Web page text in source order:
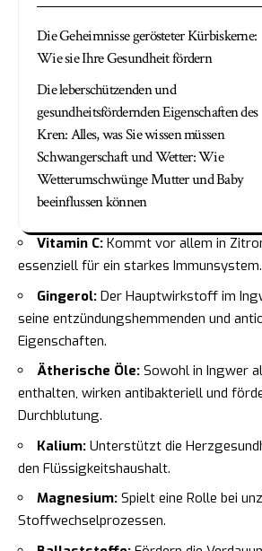
Die Geheimnisse gerösteter Kürbiskerne:
Wie sie Ihre Gesundheit fördern
Die leberschützenden und
gesundheitsfördernden Eigenschaften des
Kren: Alles, was Sie wissen müssen
Schwangerschaft und Wetter: Wie
Wetterumschwünge Mutter und Baby
beeinflussen können
Vitamin C: Kommt vor allem in
essenziell für ein starkes Immunsystem.
Gingerol: Der Hauptwirkstoff im
seine entzündungshemmenden und
Eigenschaften.
Ätherische Öle: Sowohl in Ingwer
enthalten, wirken antibakteriell und
Durchblutung.
Kalium: Unterstützt die
den Flüssigkeitshaushalt.
Magnesium: Spielt eine Rolle bei
Stoffwechselprozessen.